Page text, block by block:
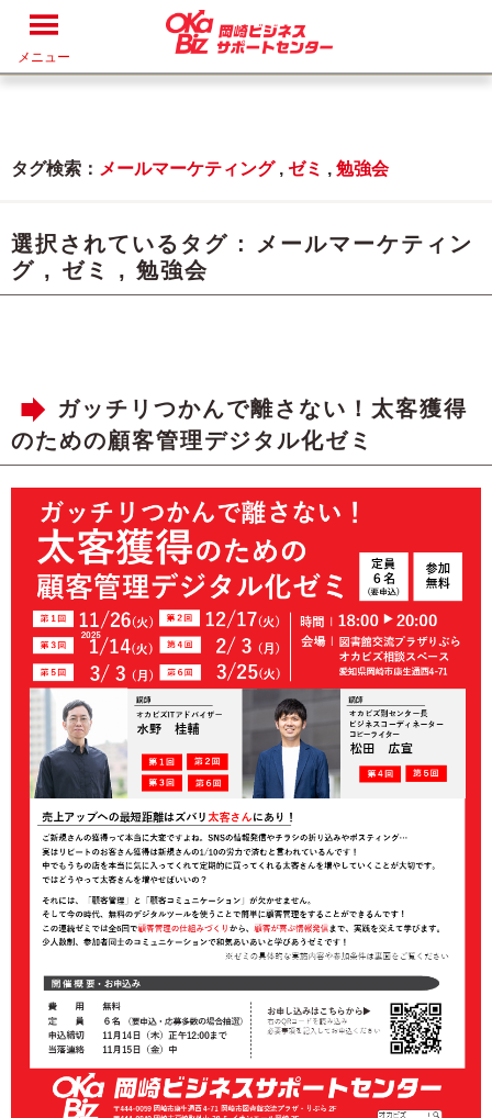
メニュー
タグ検索： メールマーケティング, ゼミ , 勉強会
選択されているタグ :
メールマーケティン
グ , ゼミ , 勉強会
ガッチリつかんで離さない！太客獲得
のための顧客管理デジタル化ゼミ